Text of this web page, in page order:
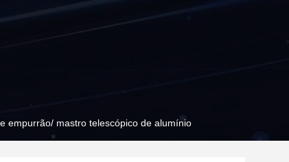
empurrão/ mastro telescópico de alumínio